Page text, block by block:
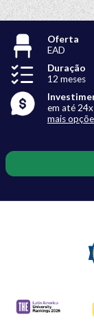
Oferta
EAD
Duração
12 meses
em até
mais